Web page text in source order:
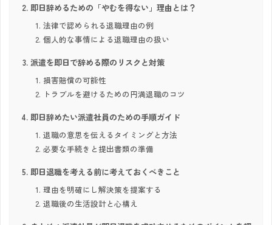
即日辞めるための「やむを得ない」理由とは？
法律で認められる退職理由の例
個人的な事情による退職理由の扱い
派遣を即日で辞める際のリスクと対策
損害賠償の可能性
トラブルを避けるための円満退職のコツ
即日辞めたい派遣社員のための手順ガイド
退職の意思を伝えるタイミングと方法
必要な手続きと提出書類の準備
即日退職を考える前に考えておくべきこと
理由を明確にし解決策を提案する
退職後の生活設計と心構え